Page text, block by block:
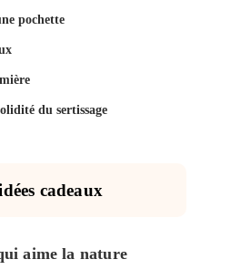
pochette
du sertissage
cadeaux
aime la nature